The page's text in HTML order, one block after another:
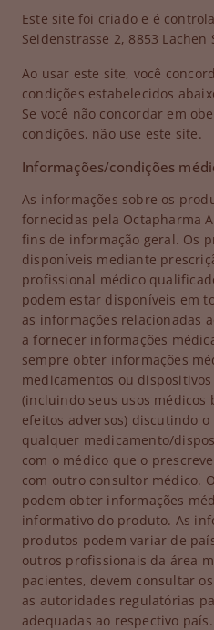
Este site foi criado e é
Seidenstrasse 2, 8853 Lachen
Ao usar este site, você
condições estabelecidos
Se você não concordar em
condições, não use este site.
Informações/condições
As informações sobre os
fornecidas pela Octapharma
fins de informação geral. Os
disponíveis mediante
profissional médico
podem estar disponíveis em
as informações relacionadas
a fornecer informações
sempre obter informações
medicamentos ou
(incluindo seus usos médicos
efeitos adversos) discutindo
qualquer medicamento/
com o médico que o
com outro consultor médico.
podem obter informações
informativo do produto. As
produtos podem variar de
outros profissionais da área
pacientes, devem consultar
as autoridades regulatórias
adequadas ao respectivo